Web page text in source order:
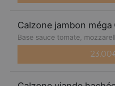
Calzone jambon méga
Base sauce tomate,
23.00